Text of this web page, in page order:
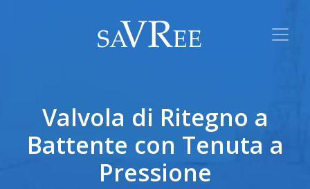
Valvola di Ritegno a
Battente con Tenuta a
Pressione